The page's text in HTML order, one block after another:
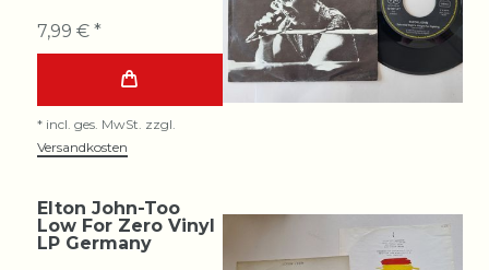
7,99 € *
* incl. ges. MwSt. zzgl.
Versandkosten
Elton John-Too
Low For Zero Vinyl
LP Germany